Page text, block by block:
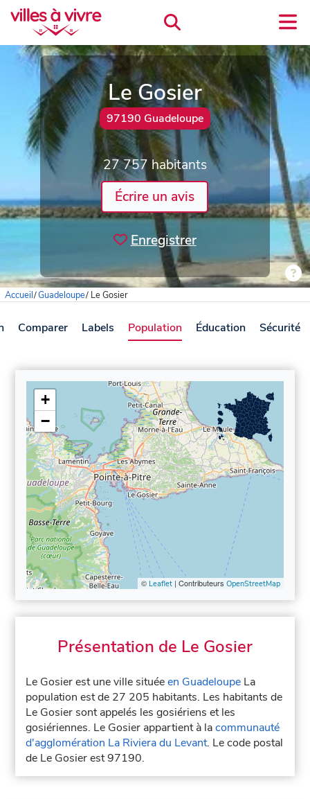
Le Gosier
97190 Guadeloupe
27 757 habitants
Écrire un avis
Enregistrer
Accueil/Guadeloupe/ Le Gosier
Comparer Labels Population Éducation Sécurité
+
−
© Leaflet| Contributeurs OpenStreetMap
Présentation de Le Gosier
Le Gosier est une ville situéeen Guadeloupe La
population est de 27 205 habitants. Les habitants de
Le Gosier sont appelés les gosiériens et les
gosiériennes. Le Gosier appartient à lacommunauté
d'agglomération La Riviera du Levant. Le code postal
de Le Gosier est 97190.